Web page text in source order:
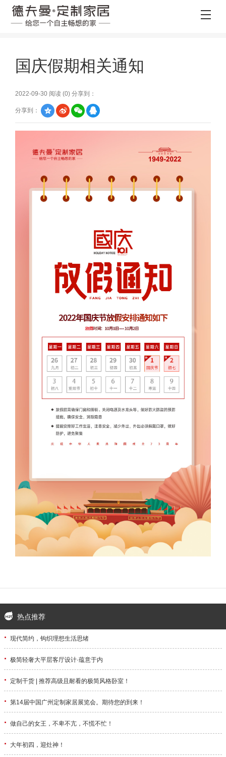
国庆假期相关通知
2022-09-30 阅读 (0) 分享到：
分享到：
热点推荐
· 现代简约，钩织理想生活思绪
· 极简轻奢大平层客厅设计·蕴意于内
· 定制干货 | 推荐高级且耐看的极简风格卧室！
· 第14届中国广州定制家居展览会。期待您的到来！
· 做自己的女王，不卑不亢，不慌不忙！
· 大年初四，迎灶神！